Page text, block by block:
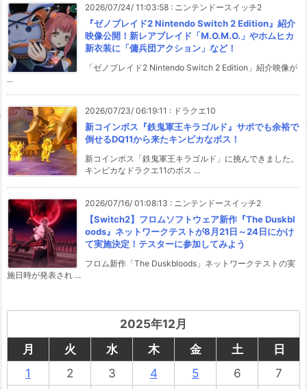
2026/07/24/ 11:03:58 : ニンテンドースイッチ2
『ゼノブレイド2 Nintendo Switch 2 Edition』紹介
映像公開！新レアブレイド「M.O.M.O.」やホムヒカ
新衣装に「傭兵団アクション」など！
「ゼノブレイド2 Nintendo Switch 2 Edition」紹介映像が
...
2026/07/23/ 06:19:11 : ドラクエ10
新コインボス『鉄鬼軍王キラゴルド』サポでも余裕で
倒せるDQ11から来たキンピカなボス！
新コインボス「鉄鬼軍王キラゴルド」に挑んできました。
キンピカなドラクエ11のボス ...
2026/07/16/ 01:08:13 : ニンテンドースイッチ2
【Switch2】フロムソフトウェア新作『The Duskbl
oods』ネットワークテストが8月21日～24日にかけ
て実施決定！テスターに参加してみよう
フロム新作「The Duskbloods」ネットワークテストの実
施日時が発表され ...
2025年12月
月
火 水 木 金 土
日
1
2 3 4 5 6
7